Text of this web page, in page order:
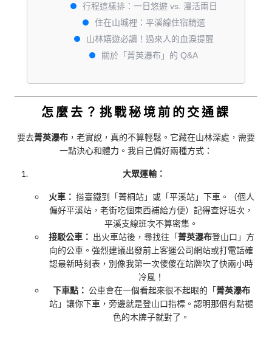
行程這樣排：一日悠遊 vs. 漫活兩日
住在山城裡：平溪線住宿精選
山林嬉遊必讀！過來人的血淚提醒
關於「菁英瀑布」的 Q&A
怎麼去？挑戰秘境前的交通課
要去菁英瀑布 ，老實說，真的不算輕鬆。它藏在山林深處，需要
一點決心和體力。我自己偏好兩種方式：
大眾運輸：
火車： 搭臺鐵到「菁桐站」或「平溪站」下車。（個人
偏好平溪站，老街吃個東西補給方便）記得查好班次，
平溪支線班次不算密集。
接駁公車： 出火車站後，尋找往「菁英瀑布登山口」方
向的公車。強烈建議出發前上客運公司網站或打電話確
認最新時刻表，別像我第一次傻傻在站牌吹了快兩小時
冷風！
下車點： 公車會在一個看起來很不起眼的「菁英瀑布
站」讓你下車，旁邊就是登山口指標。認明那個有點褪
色的木牌子就對了。